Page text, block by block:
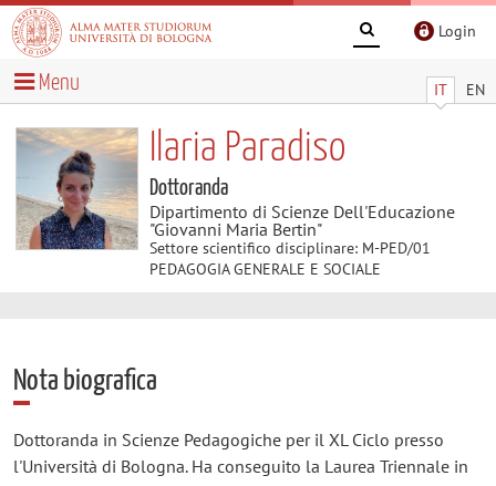
Login
IT EN
Menu
Ilaria Paradiso
Dottoranda
Dipartimento di Scienze Dell'Educazione
"Giovanni Maria Bertin"
Settore scientifico disciplinare: M-PED/01
PEDAGOGIA GENERALE E SOCIALE
Nota biografica
Dottoranda in Scienze Pedagogiche per il XL Ciclo presso
l'Università di Bologna. Ha conseguito la Laurea Triennale in